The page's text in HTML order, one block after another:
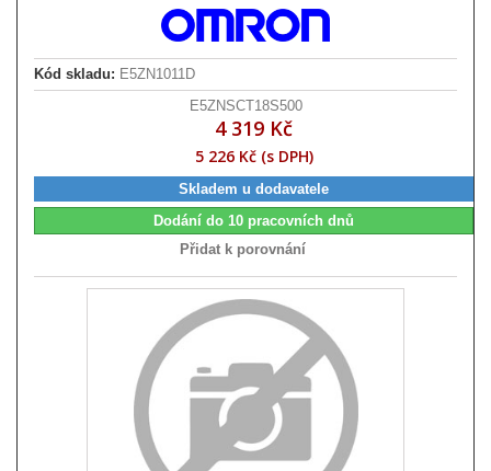
Kód skladu: E5ZN1011D
E5ZNSCT18S500
4 319 Kč
5 226 Kč (s DPH)
Skladem u dodavatele
Dodání do 10 pracovních dnů
Přidat k porovnání